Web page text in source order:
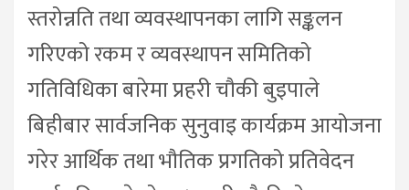
स्तरोन्नति तथा व्यवस्थापनका लागि सङ्कलन
गरिएको रकम र व्यवस्थापन समितिको
गतिविधिका बारेमा प्रहरी चौकी बुइपाले
बिहीबार सार्वजनिक सुनुवाइ कार्यक्रम आयोजना
गरेर आर्थिक तथा भौतिक प्रगतिको प्रतिवेदन